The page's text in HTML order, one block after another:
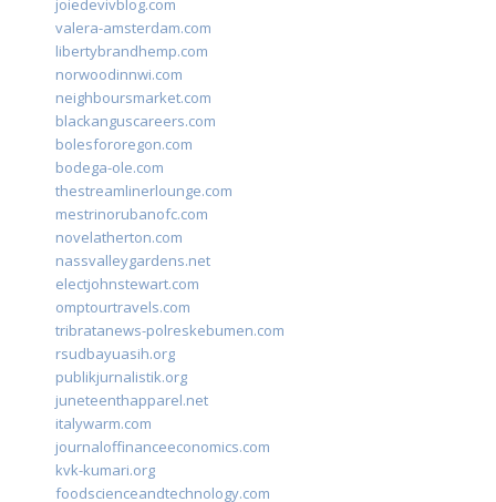
joiedevivblog.com
valera-amsterdam.com
libertybrandhemp.com
norwoodinnwi.com
neighboursmarket.com
blackanguscareers.com
bolesfororegon.com
bodega-ole.com
thestreamlinerlounge.com
mestrinorubanofc.com
novelatherton.com
nassvalleygardens.net
electjohnstewart.com
omptourtravels.com
tribratanews-polreskebumen.com
rsudbayuasih.org
publikjurnalistik.org
juneteenthapparel.net
italywarm.com
journaloffinanceeconomics.com
kvk-kumari.org
foodscienceandtechnology.com